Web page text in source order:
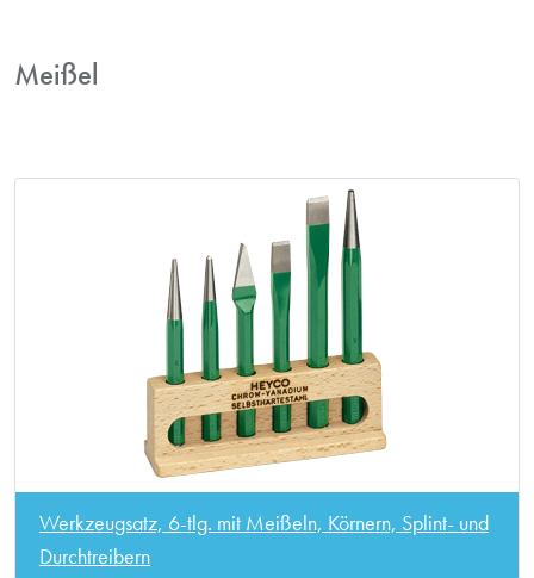
Meißel
Werkzeugsatz, 6-tlg. mit Meißeln, Körnern, Splint- und
Durchtreibern